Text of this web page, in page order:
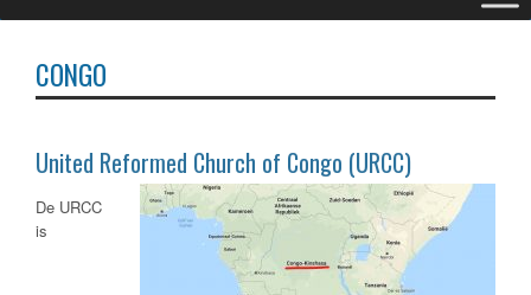
CONGO
United Reformed Church of Congo (URCC)
De URCC
is